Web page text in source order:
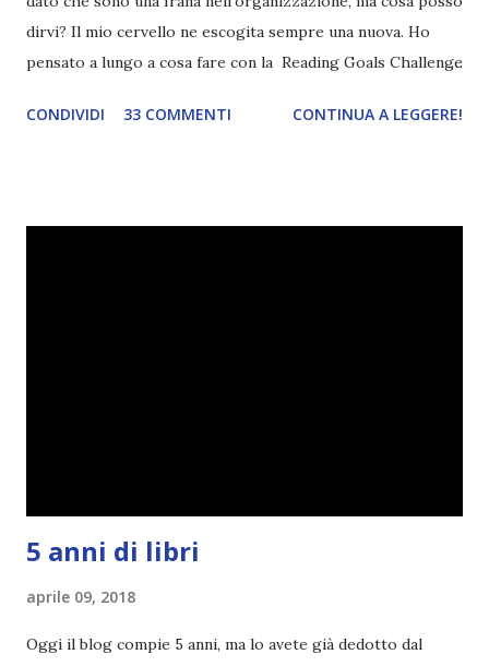
dirvi? Il mio cervello ne escogita sempre una nuova. Ho
pensato a lungo a cosa fare con la Reading Goals Challenge
ho scoperto che anche alcuni di voi avrebbero fatto così,
CONDIVIDI 33 COMMENTI CONTINUA A LEGGERE!
5 anni di libri
aprile 09, 2018
Oggi il blog compie 5 anni, ma lo avete già dedotto dal